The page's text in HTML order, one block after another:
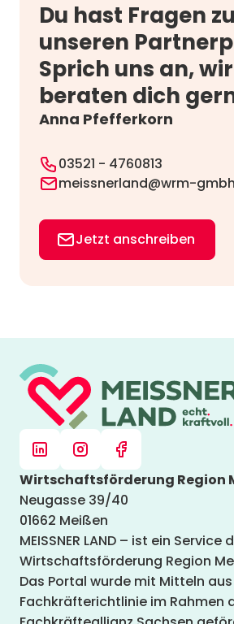
Du hast Fragen zu
unseren
Sprich uns an, wir
beraten dich
Anna Pfefferkorn
03521 - 4760813
meissnerland@wrm-
Jetzt anschreiben
Wirtschaftsförderung Region
Neugasse 39/40
01662 Meißen
MEISSNER LAND – ist ein Service
Wirtschaftsförderung Region
Das Portal wurde mit Mitteln
Fachkräfterichtlinie im Rahmen